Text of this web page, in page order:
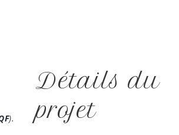
).
Détails du
projet